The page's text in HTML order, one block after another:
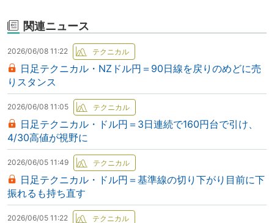
関連ニュース
2026/06/08 11:22
日足テクニカル・NZドル円＝90日線を戻りのめどに売
りスタンス
2026/06/08 11:05
日足テクニカル・ドル円＝3日連続で160円台で引け、
4/30高値が視野に
2026/06/05 11:49
日足テクニカル・ドル円＝基準線の切り下がり目前に下
振れるも持ち直す
2026/06/05 11:22